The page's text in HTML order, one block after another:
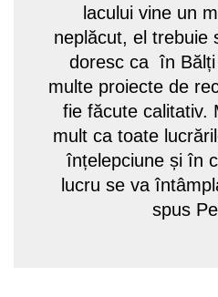
lacului vine un
neplăcut, el trebuie
doresc ca în
multe proiecte de
fie făcute calitativ.
mult ca toate
înțelepciune și în
lucru se va
spus